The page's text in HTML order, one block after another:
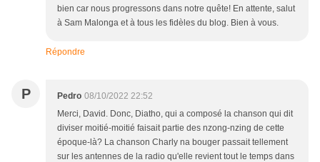
bien car nous progressons dans notre quête! En attente, salut
à Sam Malonga et à tous les fidèles du blog. Bien à vous.
Répondre
P Pedro 08/10/2022 22:52
Merci, David. Donc, Diatho, qui a composé la chanson qui dit
diviser moitié-moitié faisait partie des nzong-nzing de cette
époque-là? La chanson Charly na bouger passait tellement
sur les antennes de la radio qu'elle revient tout le temps dans